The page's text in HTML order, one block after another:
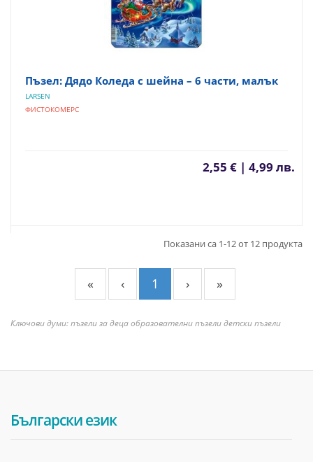
Пъзел: Дядо Коледа с шейна – 6 части, малък
LARSEN
ФИСТОКОМЕРС
2,55 € | 4,99 лв.
Показани са 1-12 от 12 продукта
« ‹ 1 › »
Ключови думи: пъзели за деца образователни пъзели детски пъзели
Български език